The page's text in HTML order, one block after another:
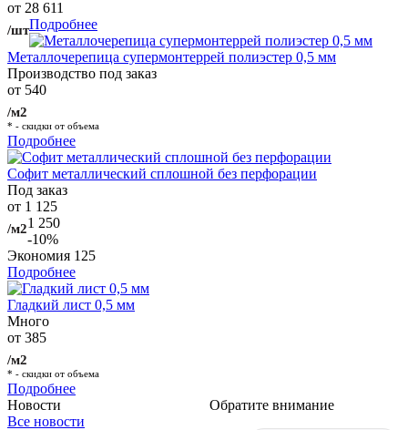
от 28 611
/штПодробнее
Металлочерепица супермонтеррей полиэстер 0,5 мм
Производство под заказ
от 540
/м2
* - скидки от объема
Подробнее
Софит металлический сплошной без перфорации
Под заказ
от 1 125
/м21 250
-10%
Экономия 125
Подробнее
Гладкий лист 0,5 мм
Много
от 385
/м2
* - скидки от объема
Подробнее
Обратите внимание
Новости
Все новости